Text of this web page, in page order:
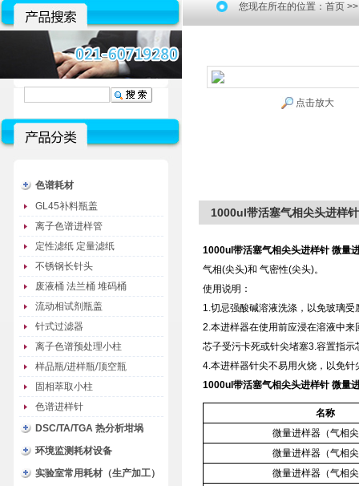
色谱耗材
GL45补料瓶盖
离子色谱进样管
定性滤纸 定量滤纸
不锈钢长针头
废液桶 法兰桶 堆码桶
流动相试剂瓶盖
针式过滤器
离子色谱预处理小柱
样品瓶/进样瓶/顶空瓶
固相萃取小柱
色谱进样针
DSC/TA/TGA 热分析坩埚
环境监测耗材设备
实验室常用耗材（生产加工）
您现在所在的位置： 首页
点击放大
1000ul带活塞气相尖头进样
1000ul带活塞气相尖头进样针 微量
气相(尖头)和 气密性(尖头)。
使用说明：
1.切忌强酸碱溶液洗涤，以免玻璃
2.本进样器在使用前应浸在溶液中
芯子受污卡死或针尖堵塞3.容置指
4.本进样器针尖不易用火烧，以免针
1000ul带活塞气相尖头进样针 微量
名称
微量进样器（气相
微量进样器（气相
微量进样器（气相